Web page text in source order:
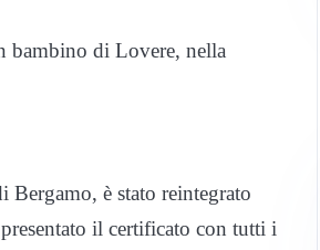
bambino di Lovere, nella
è stato reintegrato
il certificato con tutti i